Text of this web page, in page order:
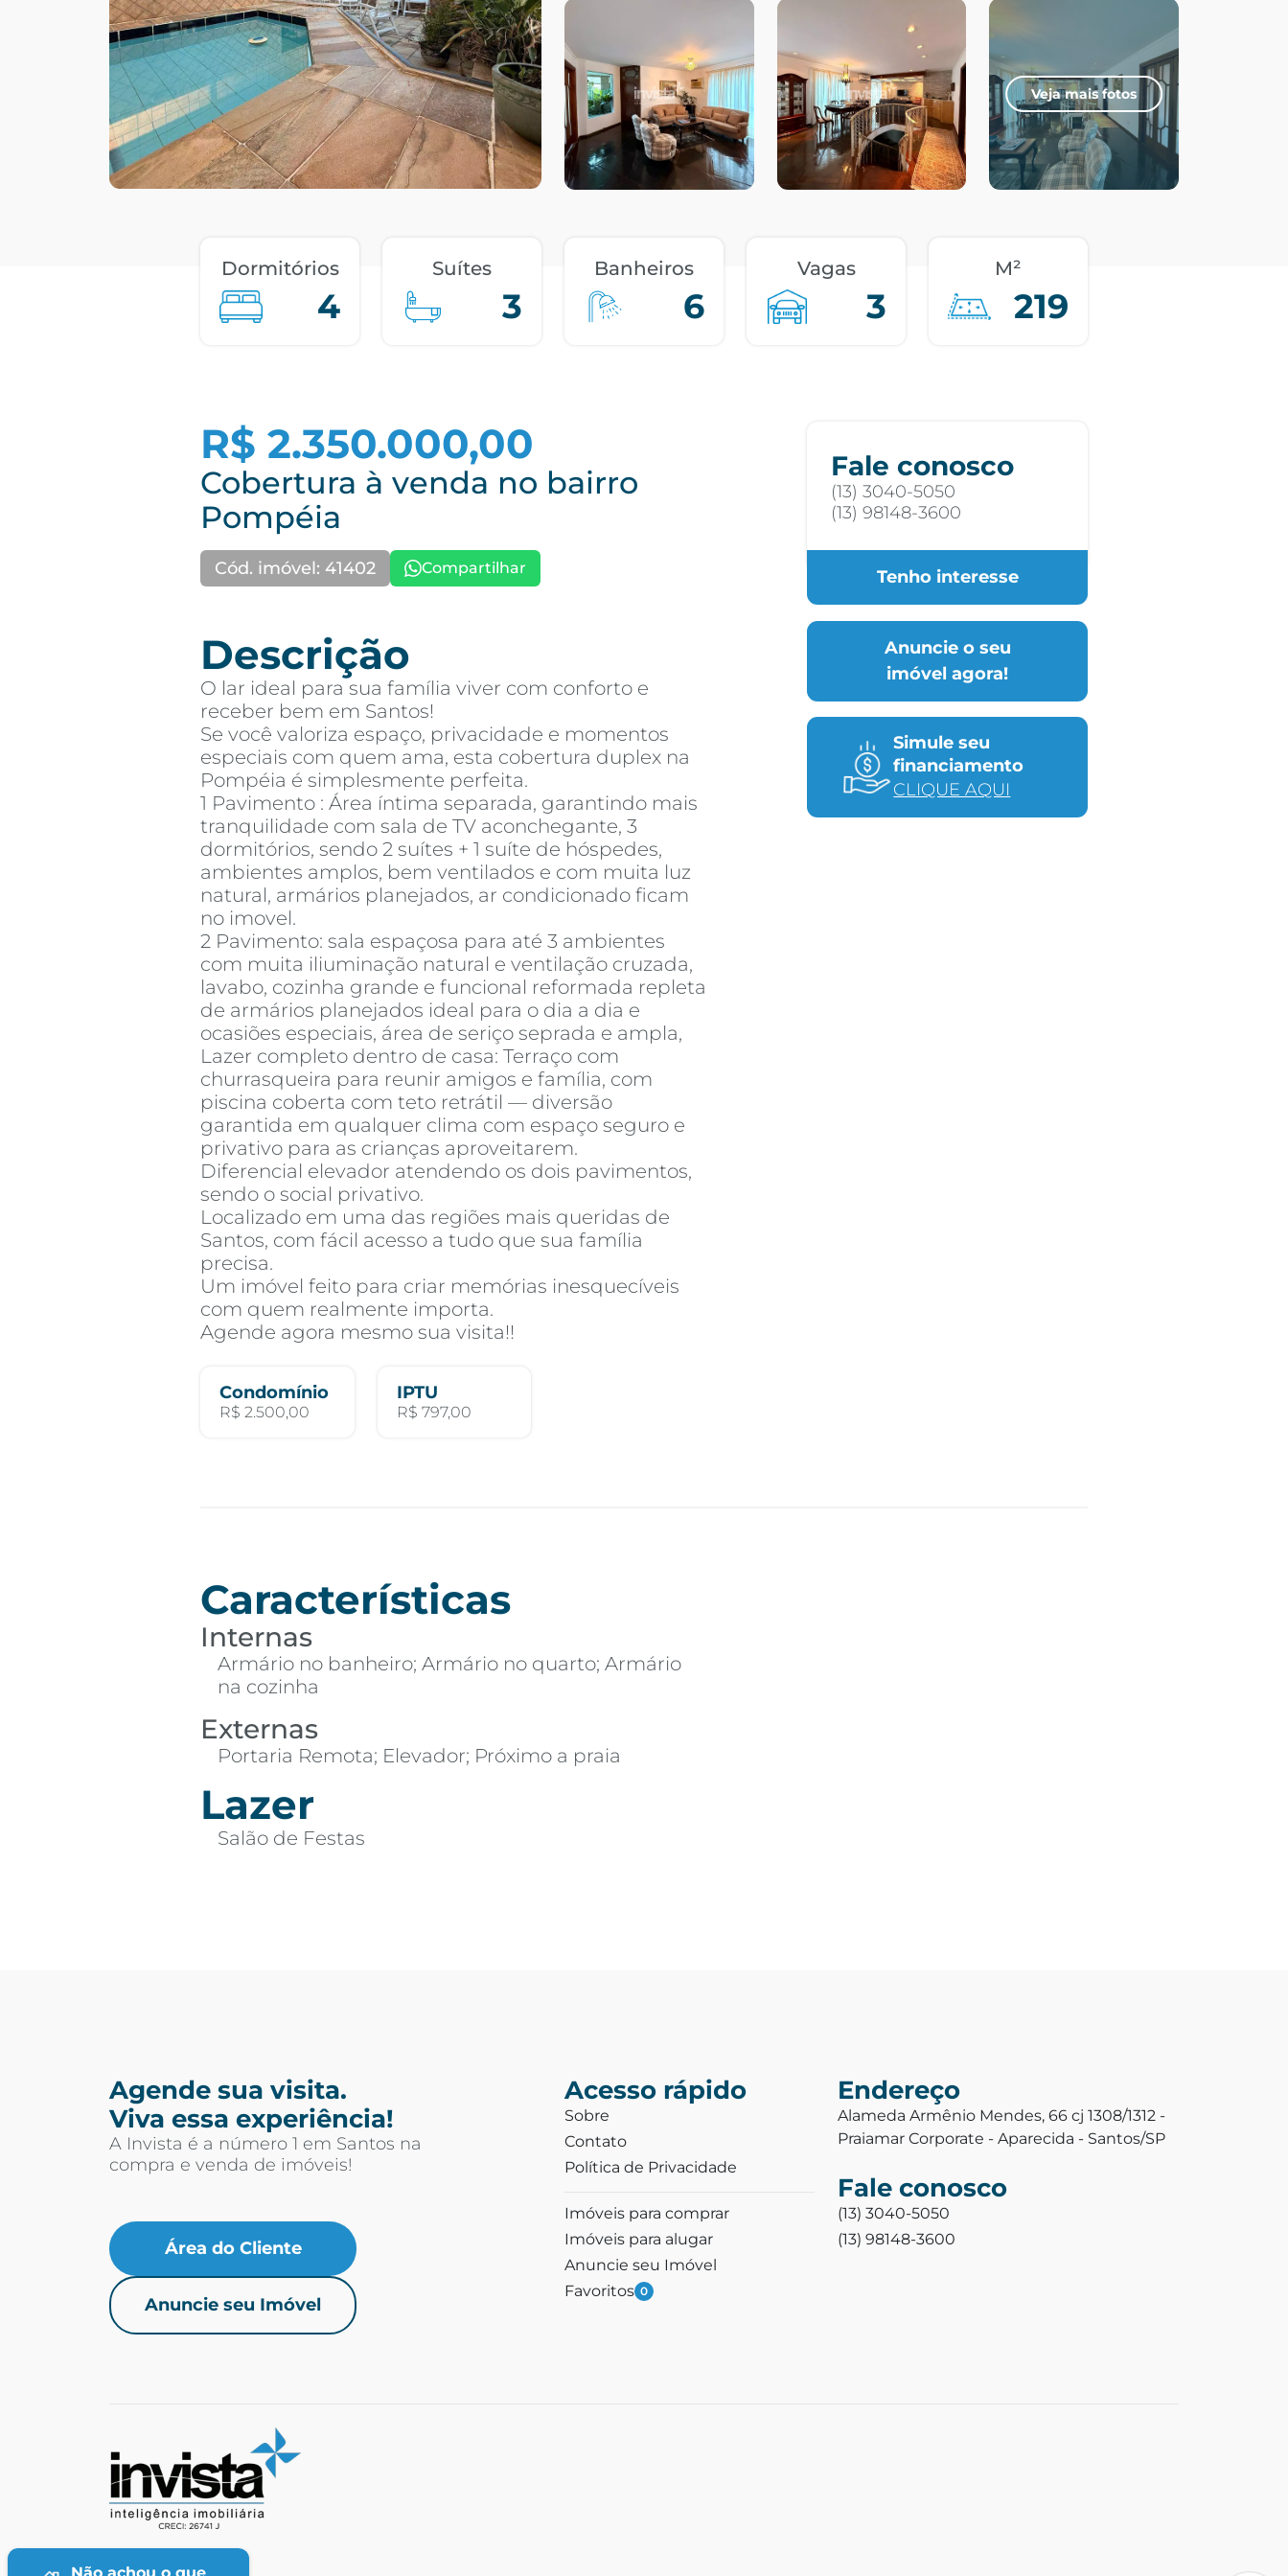
Veja mais fotos
Dormitórios
4
Suítes
3
Banheiros
6
Vagas
3
M²
219
R$ 2.350.000,00
Cobertura à venda no bairro
Pompéia
Cód. imóvel: 41402 Compartilhar
Descrição
O lar ideal para sua família viver com conforto e
receber bem em Santos!
Se você valoriza espaço, privacidade e momentos
especiais com quem ama, esta cobertura duplex na
Pompéia é simplesmente perfeita.
1 Pavimento : Área íntima separada, garantindo mais
tranquilidade com sala de TV aconchegante, 3
dormitórios, sendo 2 suítes + 1 suíte de hóspedes,
ambientes amplos, bem ventilados e com muita luz
natural, armários planejados, ar condicionado ficam
no imovel.
2 Pavimento: sala espaçosa para até 3 ambientes
com muita iliuminação natural e ventilação cruzada,
lavabo, cozinha grande e funcional reformada repleta
de armários planejados ideal para o dia a dia e
ocasiões especiais, área de seriço seprada e ampla,
Lazer completo dentro de casa: Terraço com
churrasqueira para reunir amigos e família, com
piscina coberta com teto retrátil — diversão
garantida em qualquer clima com espaço seguro e
privativo para as crianças aproveitarem.
Diferencial elevador atendendo os dois pavimentos,
sendo o social privativo.
Localizado em uma das regiões mais queridas de
Santos, com fácil acesso a tudo que sua família
precisa.
Um imóvel feito para criar memórias inesquecíveis
com quem realmente importa.
Agende agora mesmo sua visita!!
Condomínio
R$ 2.500,00
IPTU
R$ 797,00
Fale conosco
(13) 3040-5050
(13) 98148-3600
Tenho interesse
Anuncie o seu
imóvel agora!
Simule seu
financiamento
CLIQUE AQUI
Características
Internas
Armário no banheiro; Armário no quarto; Armário
na cozinha
Externas
Portaria Remota; Elevador; Próximo a praia
Lazer
Salão de Festas
Agende sua visita.
Viva essa experiência!
A Invista é a número 1 em Santos na
compra e venda de imóveis!
Área do Cliente
Anuncie seu Imóvel
Acesso rápido
Sobre
Contato
Política de Privacidade
Imóveis para comprar
Imóveis para alugar
Anuncie seu Imóvel
Favoritos 0
Endereço
Alameda Armênio Mendes, 66 cj 1308/1312 -
Praiamar Corporate - Aparecida - Santos/SP
Fale conosco
(13) 3040-5050
(13) 98148-3600